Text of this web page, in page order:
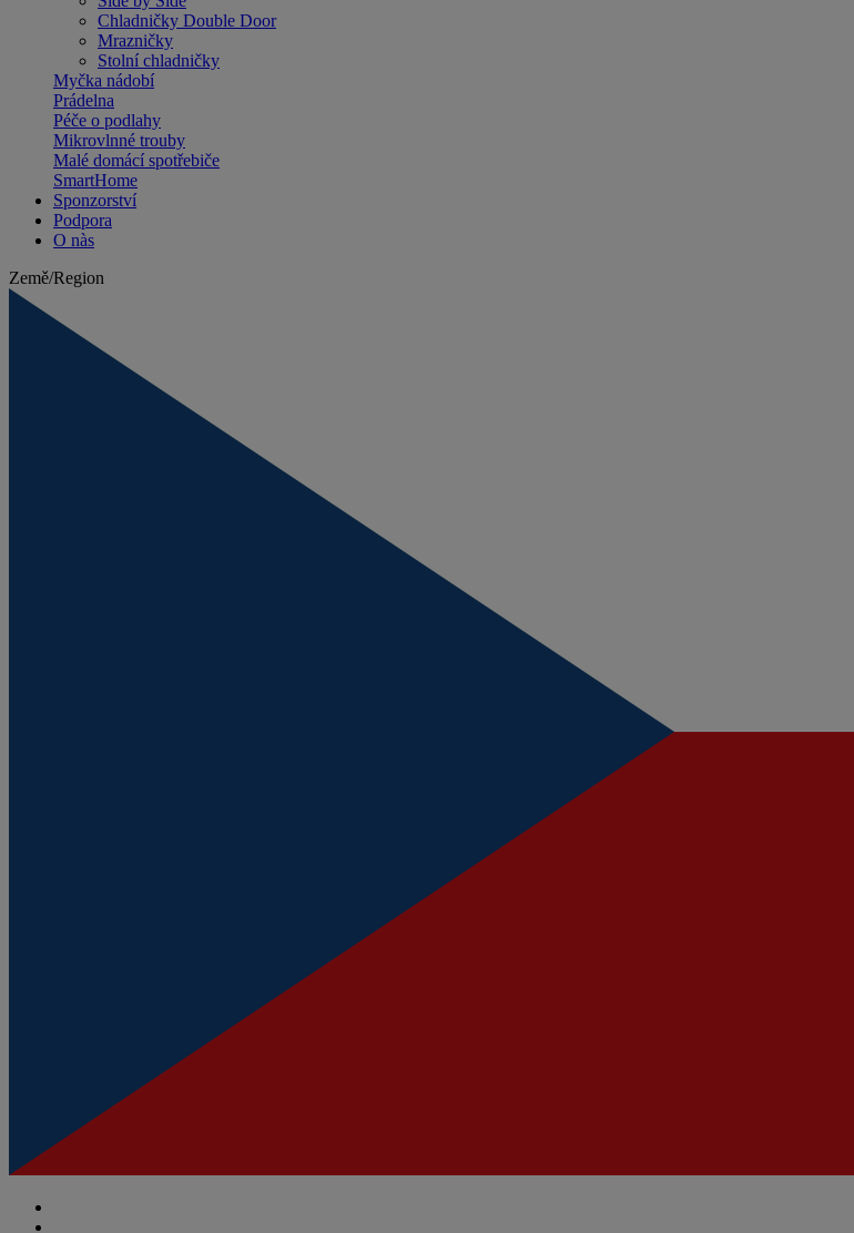
Chladničky Double Door
Mrazničky
Stolní chladničky
Myčka nádobí
Prádelna
Péče o podlahy
Mikrovlnné trouby
Malé domácí spotřebiče
SmartHome
Sponzorství
Podpora
O nàs
Země/Region